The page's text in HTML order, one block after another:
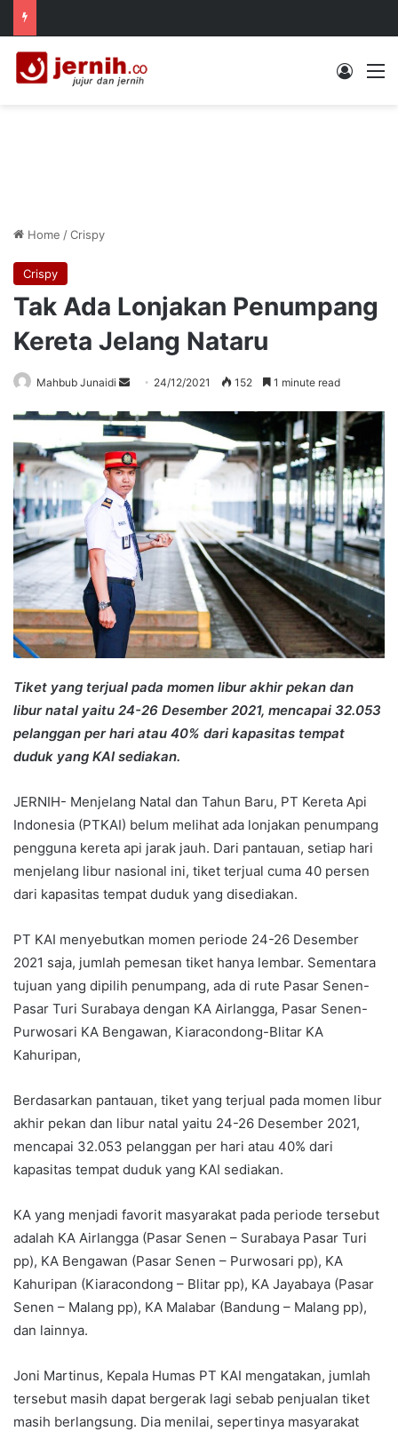
Log In
Home /Crispy
Crispy
Tak Ada Lonjakan Penumpang
Kereta Jelang Nataru
Mahbub Junaidi
Send
email
24/12/2021 152 1 minute read
Tiket yang terjual pada momen libur akhir pekan dan
libur natal yaitu 24-26 Desember 2021, mencapai 32.053
pelanggan per hari atau 40% dari kapasitas tempat
duduk yang KAI sediakan.
JERNIH- Menjelang Natal dan Tahun Baru, PT Kereta Api
Indonesia (PTKAI) belum melihat ada lonjakan penumpang
pengguna kereta api jarak jauh. Dari pantauan, setiap hari
menjelang libur nasional ini, tiket terjual cuma 40 persen
dari kapasitas tempat duduk yang disediakan.
PT KAI menyebutkan momen periode 24-26 Desember
2021 saja, jumlah pemesan tiket hanya lembar. Sementara
tujuan yang dipilih penumpang, ada di rute Pasar Senen-
Pasar Turi Surabaya dengan KA Airlangga, Pasar Senen-
Purwosari KA Bengawan, Kiaracondong-Blitar KA
Kahuripan,
Berdasarkan pantauan, tiket yang terjual pada momen libur
akhir pekan dan libur natal yaitu 24-26 Desember 2021,
mencapai 32.053 pelanggan per hari atau 40% dari
kapasitas tempat duduk yang KAI sediakan.
KA yang menjadi favorit masyarakat pada periode tersebut
adalah KA Airlangga (Pasar Senen – Surabaya Pasar Turi
pp), KA Bengawan (Pasar Senen – Purwosari pp), KA
Kahuripan (Kiaracondong – Blitar pp), KA Jayabaya (Pasar
Senen – Malang pp), KA Malabar (Bandung – Malang pp),
dan lainnya.
Joni Martinus, Kepala Humas PT KAI mengatakan, jumlah
tersebut masih dapat bergerak lagi sebab penjualan tiket
masih berlangsung. Dia menilai, sepertinya masyarakat